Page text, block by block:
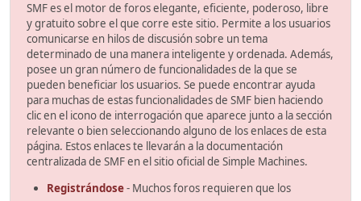
SMF es el motor de foros elegante, eficiente, poderoso, libre
y gratuito sobre el que corre este sitio. Permite a los usuarios
comunicarse en hilos de discusión sobre un tema
determinado de una manera inteligente y ordenada. Además,
posee un gran número de funcionalidades de la que se
pueden beneficiar los usuarios. Se puede encontrar ayuda
para muchas de estas funcionalidades de SMF bien haciendo
clic en el icono de interrogación que aparece junto a la sección
relevante o bien seleccionando alguno de los enlaces de esta
página. Estos enlaces te llevarán a la documentación
centralizada de SMF en el sitio oficial de Simple Machines.
Registrándose- Muchos foros requieren que los